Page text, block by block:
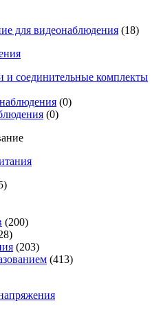
для видеонаблюдения (18)
и соединительные комплекты
(0)
(0)
(200)
(203)
(413)